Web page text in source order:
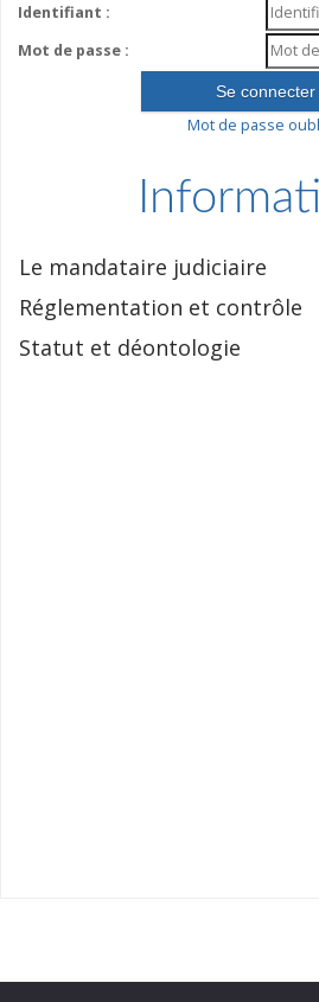
Identifiant :
Mot de passe :
Mot de passe
Le mandataire judiciaire
Réglementation et contrôle
Statut et déontologie